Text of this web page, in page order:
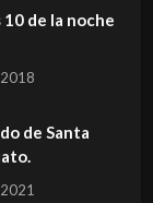
10 de la noche
de Santa